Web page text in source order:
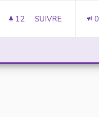
12 12 ABONNÉS
SUIVRE 0